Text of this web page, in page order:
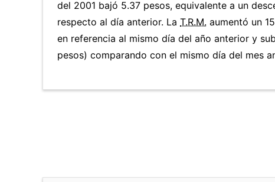
del 2001 bajó 5.37 pesos, equivalente a un
respecto al día anterior. La T.R.M. aumentó un
en referencia al mismo día del año anterior y
pesos) comparando con el mismo día del mes